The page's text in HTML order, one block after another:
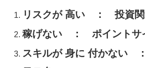
リスクが 高い ： 投資関
稼げない ： ポイントサ
スキルが 身に 付かない